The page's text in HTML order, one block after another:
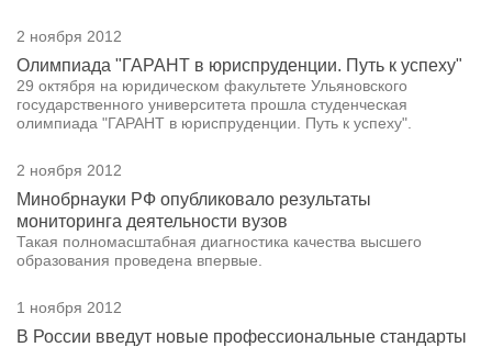
2 ноября 2012
Олимпиада "ГАРАНТ в юриспруденции. Путь к успеху"
29 октября на юридическом факультете Ульяновского
государственного университета прошла студенческая
олимпиада "ГАРАНТ в юриспруденции. Путь к успеху".
2 ноября 2012
Минобрнауки РФ опубликовало результаты
мониторинга деятельности вузов
Такая полномасштабная диагностика качества высшего
образования проведена впервые.
1 ноября 2012
В России введут новые профессиональные стандарты